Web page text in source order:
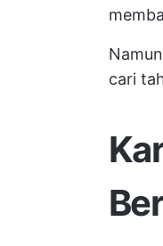
cari